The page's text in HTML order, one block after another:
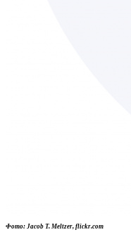
Фото: Jacob T. Meltzer, flickr.com